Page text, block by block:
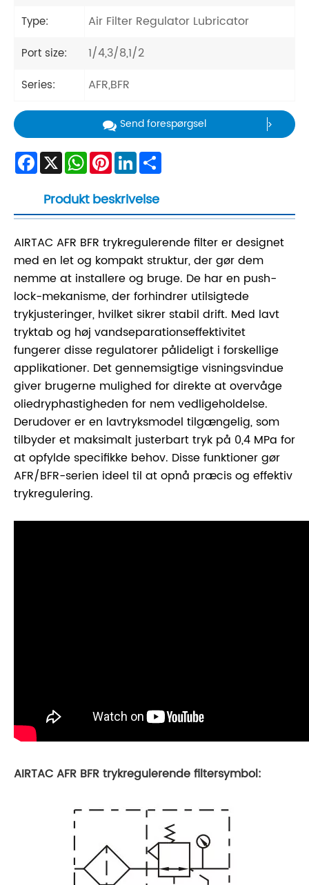
Type: Air Filter Regulator Lubricator
Port size: 1/4,3/8,1/2
Series: AFR,BFR
Send forespørgsel
Facebook
X WhatsApp
Pinterest
LinkedIn
Produkt beskrivelse
AIRTAC AFR BFR trykregulerende filter er designet
med en let og kompakt struktur, der gør dem
nemme at installere og bruge. De har en push-
lock-mekanisme, der forhindrer utilsigtede
trykjusteringer, hvilket sikrer stabil drift. Med lavt
tryktab og høj vandseparationseffektivitet
fungerer disse regulatorer pålideligt i forskellige
applikationer. Det gennemsigtige visningsvindue
giver brugerne mulighed for direkte at overvåge
oliedryphastigheden for nem vedligeholdelse.
Derudover er en lavtryksmodel tilgængelig, som
tilbyder et maksimalt justerbart tryk på 0,4 MPa for
at opfylde specifikke behov. Disse funktioner gør
AFR/BFR-serien ideel til at opnå præcis og effektiv
trykregulering.
AIRTAC AFR BFR trykregulerende filtersymbol: